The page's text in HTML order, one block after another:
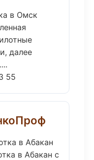
в Омск
далее
55
в Абакан
в Абакан с